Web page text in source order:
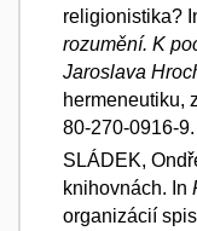
religionistika?
rozumění. K
Jaroslava
hermeneutiku,
80-270-0916-9.
SLÁDEK,
knihovnách. In
organizácií